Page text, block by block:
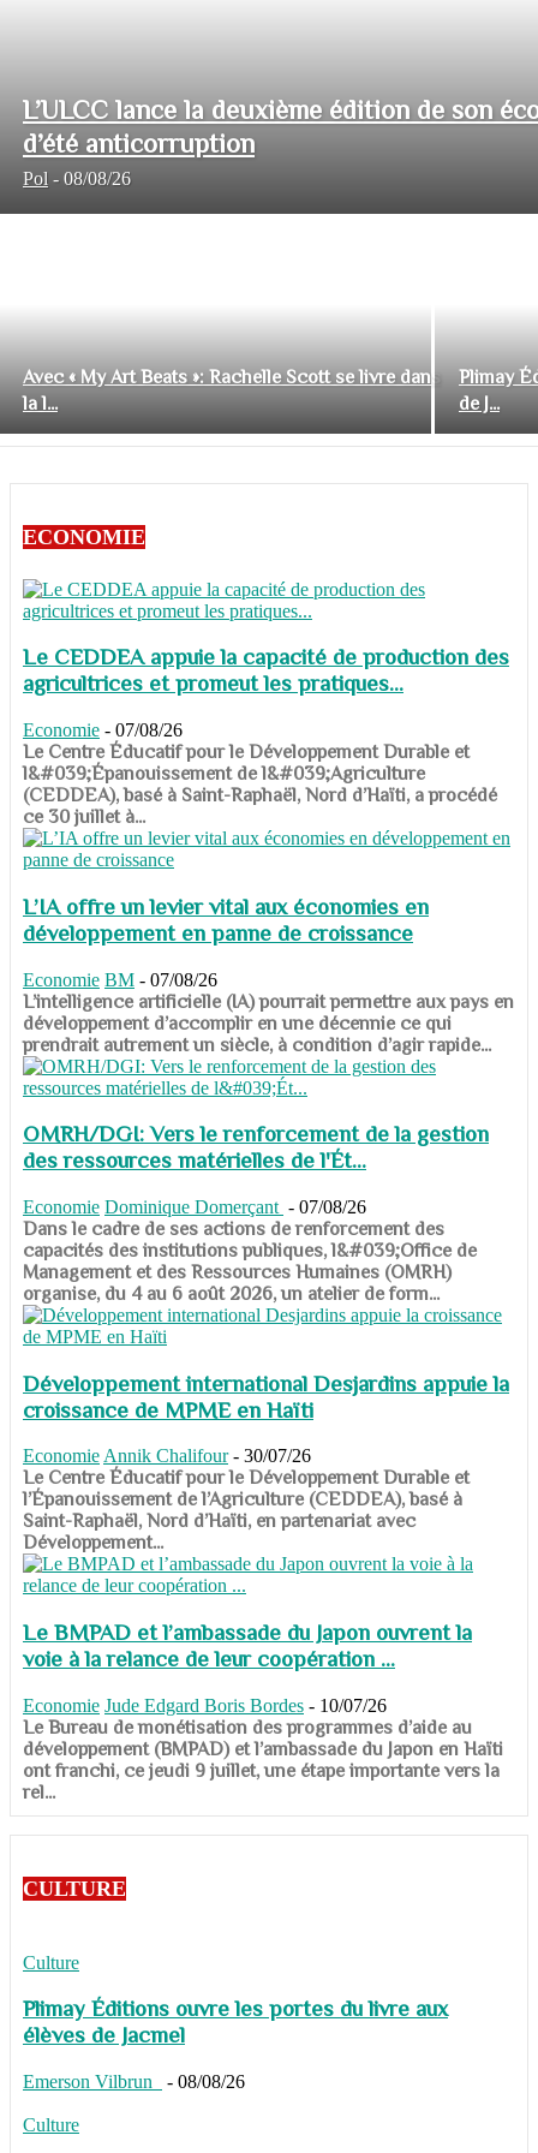
L’ULCC lance la deuxième édition de son
d’été anticorruption
Pol - 08/08/26
Avec « My Art Beats »: Rachelle Scott se livre dans
la l...
Plimay
de J...
ECONOMIE
Le CEDDEA appuie la capacité de production des
agricultrices et promeut les pratiques...
Economie - 07/08/26
​​​​​​​Le Centre Éducatif pour le Développement Durable et
l&#039;Épanouissement de l&#039;Agriculture
(CEDDEA), basé à Saint-Raphaël, Nord d’Haïti, a procédé
ce 30 juillet à...
L’IA offre un levier vital aux économies en
développement en panne de croissance
Economie BM - 07/08/26
​​​​​​​L’intelligence artificielle (IA) pourrait permettre aux pays en
développement d’accomplir en une décennie ce qui
prendrait autrement un siècle, à condition d’agir rapide...
OMRH/DGI: Vers le renforcement de la gestion
des ressources matérielles de l'Ét...
Economie Dominique Domerçant - 07/08/26
Dans le cadre de ses actions de renforcement des
capacités des institutions publiques, l&#039;Office de
Management et des Ressources Humaines (OMRH)
organise, du 4 au 6 août 2026, un atelier de form...
Développement international Desjardins appuie la
croissance de MPME en Haïti
Economie Annik Chalifour - 30/07/26
​​​​​​​Le Centre Éducatif pour le Développement Durable et
l’Épanouissement de l’Agriculture (CEDDEA), basé à
Saint-Raphaël, Nord d’Haïti, en partenariat avec
Développement...
Le BMPAD et l’ambassade du Japon ouvrent la
voie à la relance de leur coopération ...
Economie Jude Edgard Boris Bordes - 10/07/26
​​​​​​​Le Bureau de monétisation des programmes d’aide au
développement (BMPAD) et l’ambassade du Japon en Haïti
ont franchi, ce jeudi 9 juillet, une étape importante vers la
rel...
CULTURE
Culture
Plimay Éditions ouvre les portes du livre aux
élèves de Jacmel
Emerson Vilbrun - 08/08/26
Culture